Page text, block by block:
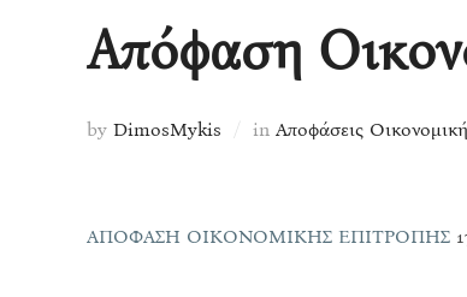
Απόφαση
by DimosMykis in Αποφάσεις
ΑΠΟΦΑΣΗ ΟΙΚΟΝΟΜΙΚΗΣ ΕΠΙΤΡΟΠΗΣ